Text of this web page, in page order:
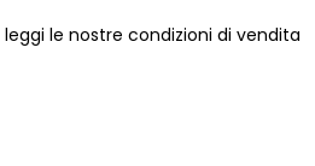
le nostre condizioni di vendita